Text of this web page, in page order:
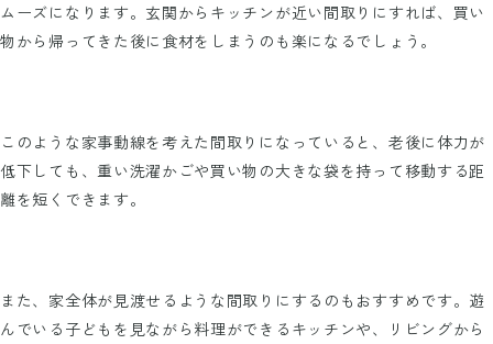
ムーズになります。玄関からキッチンが近い間取りにすれば、買い
物から帰ってきた後に食材をしまうのも楽になるでしょう。
このような家事動線を考えた間取りになっていると、老後に体力が
低下しても、重い洗濯かごや買い物の大きな袋を持って移動する距
離を短くできます。
また、家全体が見渡せるような間取りにするのもおすすめです。遊
んでいる子どもを見ながら料理ができるキッチンや、リビングから